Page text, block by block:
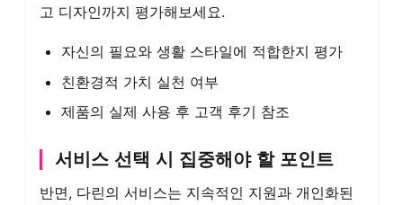
고 디자인까지 평가해보세요.
자신의 필요와 생활 스타일에 적합한지 평가
친환경적 가치 실천 여부
제품의 실제 사용 후 고객 후기 참조
서비스 선택 시 집중해야 할 포인트
반면, 다린의 서비스는 지속적인 지원과 개인화된